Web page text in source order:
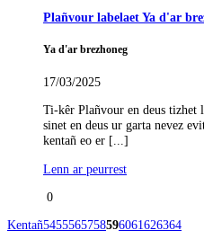
Plañvour labelaet Ya d'ar
Ya d'ar brezhoneg
17/03/2025
Ti-kêr Plañvour en deus tizhet
sinet en deus ur garta nevez
kentañ eo er [...]
Lenn ar peurrest
0
Kentañ5455565758596061626364